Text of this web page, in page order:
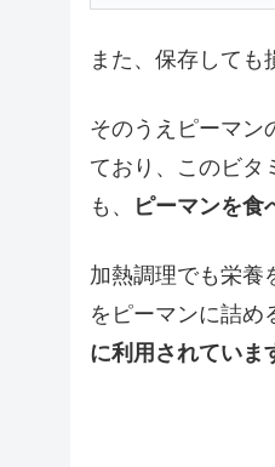
また、保存しても
そのうえピーマン
ており、このビタ
も、
ピーマンを食
加熱調理でも栄養
をピーマンに詰め
に利用されていま